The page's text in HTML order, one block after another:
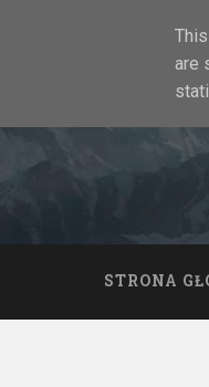
STRONA
are